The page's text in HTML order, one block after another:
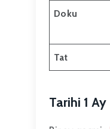
Doku
Tat
Tarihi 1